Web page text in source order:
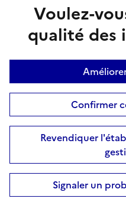
Voulez-
qualité des
Confirmer
Revendiquer
Signaler un